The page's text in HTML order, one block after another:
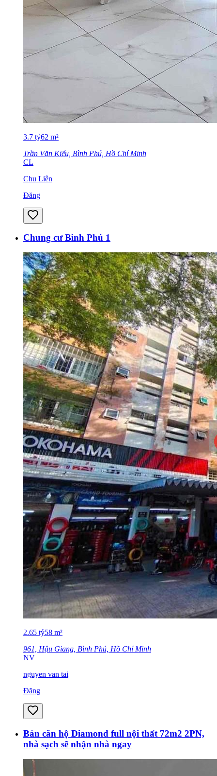
3.7 tỷ62 m²
Trần Văn Kiểu, Bình Phú, Hồ Chí Minh
CL
Chu Liên
Đăng
Chung cư Bình Phú 1
2.65 tỷ58 m²
961, Hậu Giang, Bình Phú, Hồ Chí Minh
NV
nguyen van tai
Đăng
Bán căn hộ Diamond full nội thất 72m2 2PN,
nhà sạch sẽ nhận nhà ngay